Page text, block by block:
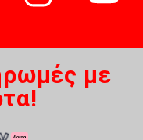
με